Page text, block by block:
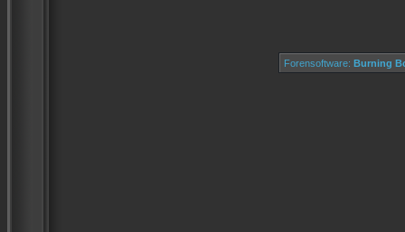
Forensoftware: Burning